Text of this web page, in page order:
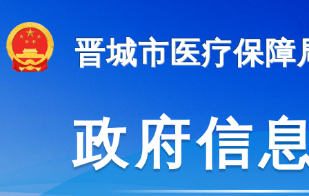
晋城市医疗保障
政府信